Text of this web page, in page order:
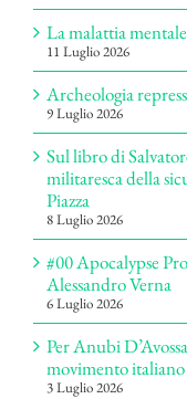
La malattia
11 Luglio 2026
Archeologia
9 Luglio 2026
Sul libro di
militaresca della
Piazza
8 Luglio 2026
#00 Apocalypse
Alessandro Verna
6 Luglio 2026
Per Anubi
movimento
3 Luglio 2026